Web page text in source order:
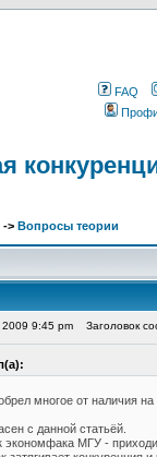
FAQ
-> Вопросы теории
9:45 pm Заголовок
многое от наличия
с данной статьёй.
МГУ -